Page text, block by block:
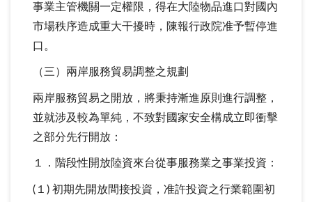
事業主管機關一定權限，得在大陸物品進口對國內
市場秩序造成重大干擾時，陳報行政院准予暫停進
口。
（三）兩岸服務貿易調整之規劃
兩岸服務貿易之開放，將秉持漸進原則進行調整，
並就涉及較為單純，不致對國家安全構成立即衝擊
之部分先行開放：
１．階段性開放陸資來台從事服務業之事業投資：
(１) 初期先開放間接投資，准許投資之行業範圍初